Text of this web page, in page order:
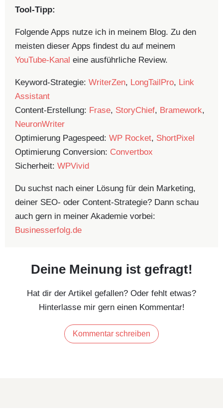
Tool-Tipp:
Folgende Apps nutze ich in meinem Blog. Zu den
meisten dieser Apps findest du auf meinem
YouTube-Kanal eine ausführliche Review.
Keyword-Strategie: WriterZen, LongTailPro, Link
Assistant
Content-Erstellung: Frase, StoryChief, Bramework,
NeuronWriter
Optimierung Pagespeed: WP Rocket, ShortPixel
Optimierung Conversion: Convertbox
Sicherheit: WPVivid
Du suchst nach einer Lösung für dein Marketing,
deiner SEO- oder Content-Strategie? Dann schau
auch gern in meiner Akademie vorbei:
Businesserfolg.de
Deine Meinung ist gefragt!
Hat dir der Artikel gefallen? Oder fehlt etwas?
Hinterlasse mir gern einen Kommentar!
Kommentar schreiben